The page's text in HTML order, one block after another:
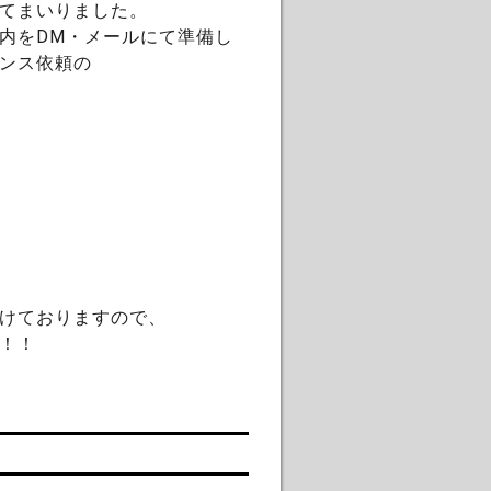
まいりました。
をDM・メールにて準備し
ス依頼の
ておりますので、
！